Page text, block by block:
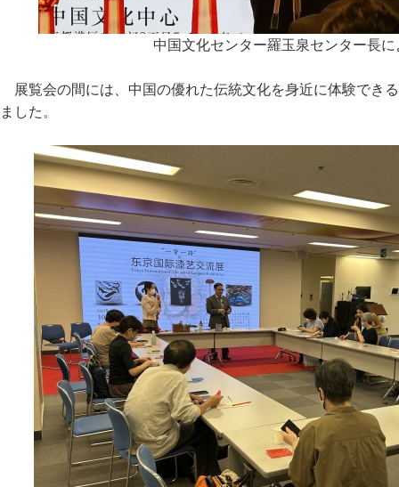
中国文化センター羅玉泉センター長
展覧会の間には、中国の優れた伝統文化を身近に体験でき
ました。